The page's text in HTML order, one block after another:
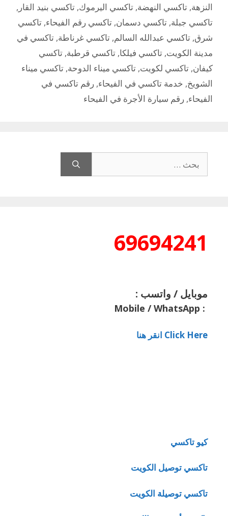
النزهة, تاكسي النهضة, تاكسي اليرموك, تاكسي بنيد القار ,
تاكسي جبلة, تاكسي دسمان, تاكسي رقم الفيحاء, تاكسي
شرق, تاكسي عبدالله السالم, تاكسي غرناطة, تاكسي في
مدينة الكويت, تاكسي فيلكا, تاكسي قرطبة, تاكسي
كيفان, تاكسي لكويت, تاكسي ميناء الدوحة, تاكسي ميناء
الشويخ, خدمة تاكسي في الفيحاء, رقم تاكسي في
الفيحاء, رقم سيارة الأجرة في الفيحاء
عن:
69694241
موبايل / واتسب :
:
Mobile / WhatsApp
Click Here انقر هنا
كيو تاكسي
تاكسي توصيل الكويت
تاكسي توصيلة الكويت